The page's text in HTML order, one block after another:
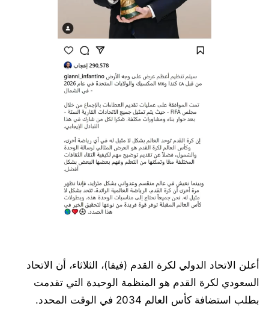
أعلن الاتحاد الدولي لكرة القدم (فيفا)، الثلاثاء، أن الاتحاد
السعودي لكرة القدم هو المنظمة الوحيدة التي تقدمت
بطلب استضافة كأس العالم 2034 في الوقت المحدد.